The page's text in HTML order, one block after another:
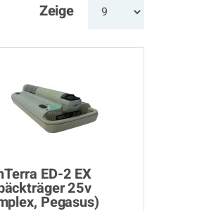
Zeige
ED-2 EX
25v
Pegasus)